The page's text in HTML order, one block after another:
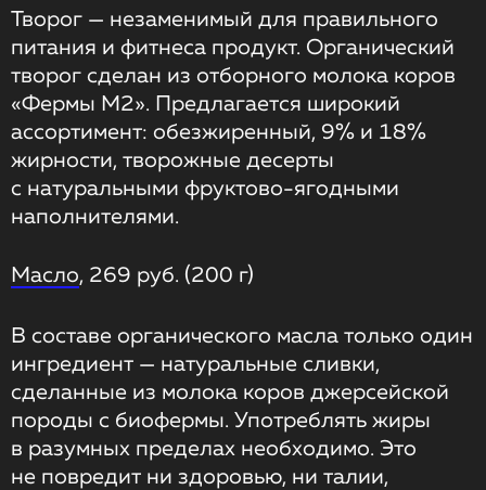
Творог — незаменимый для правильного
питания и фитнеса продукт. Органический
творог сделан из отборного молока коров
«Фермы М2». Предлагается широкий
ассортимент: обезжиренный, 9% и 18%
жирности, творожные десерты
с натуральными фруктово-ягодными
наполнителями.
Масло, 269 руб. (200 г)
В составе органического масла только один
ингредиент — натуральные сливки,
сделанные из молока коров джерсейской
породы с биофермы. Употреблять жиры
в разумных пределах необходимо. Это
не повредит ни здоровью, ни талии,